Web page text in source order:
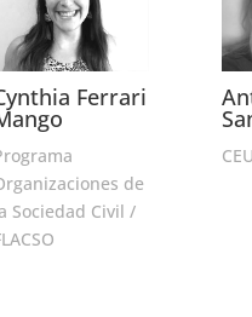
Ferrari
de
Sociedad Civil /